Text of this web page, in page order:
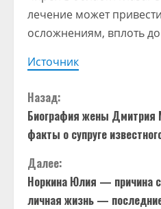
лечение может
осложнениям, вплоть
Источник
П
р
о
д
Назад:
Биография жены Дмитрия
факты о супруге
Далее:
Норкина Юлия — причина
личная жизнь —